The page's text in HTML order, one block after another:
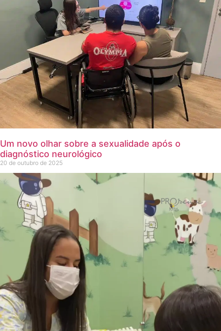
Um novo olhar sobre a sexualidade após o
diagnóstico neurológico
20 de outubro de 2025